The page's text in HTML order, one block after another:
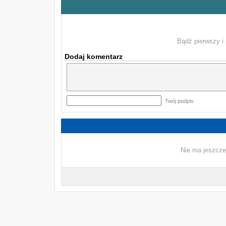
Bądź pierwszy i
Dodaj komentarz
Twój podpis
Nie ma